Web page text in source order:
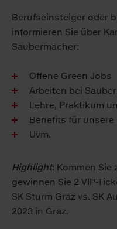
Berufseinsteiger oder
informieren Sie über
Saubermacher:
Offene Green Jobs
Arbeiten bei
Lehre, Praktikum
Benefits für
Uvm.
Highlight: Kommen Sie
gewinnen Sie 2 VIP-
SK Sturm Graz vs. SK
2023 in Graz.